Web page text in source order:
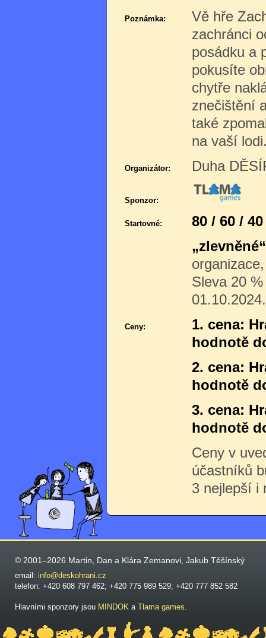
Poznámka:
Vě hře
zachránci
posádku a
pokusíte
chytře
znečištění
také
na vaší
Organizátor: Duha
Sponzor:
Startovné:
80 / 60 /
„zlevněné“
Sleva 20
01.10.2024.
Ceny:
1. cena:
hodnotě
2. cena:
hodnotě
3. cena:
hodnotě
Ceny v
účastníků
3 nejlepší i
© 2001–2026 Martin, Dan a Klára Zemanovi, Jakub Těšínský
email: info@deskohrani.cz
telefon: +420 608 797 462; +420 775 989 529; +420 777 852 582
Hlavními sponzory jsou MINDOK a Tlama games.